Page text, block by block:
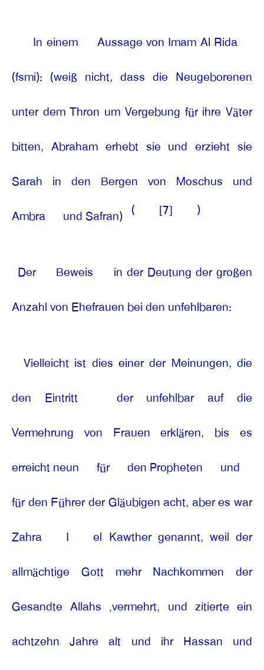
In einem
Aussage von Imam Al Rida
(fsmi): (weiß nicht, dass die Neugeborenen
unter dem Thron um Vergebung für ihre Väter
bitten, Abraham erhebt sie und erzieht sie
Sarah in den Bergen von Moschus und
Ambra
und Safran) ( [7] )
Der Beweis
in der Deutung der großen
Anzahl von Ehefrauen bei den unfehlbaren:
Vielleicht ist dies einer der Meinungen, die
den Eintritt
der unfehlbar auf die
Vermehrung von Frauen erklären, bis es
erreicht neun
für den Propheten
und
für den Führer der Gläubigen acht, aber es war
Zahra
I
el Kawther genannt, weil der
allmächtige Gott mehr Nachkommen der
Gesandte Allahs ‚vermehrt, und zitierte ein
achtzehn Jahre alt und ihr Hassan und